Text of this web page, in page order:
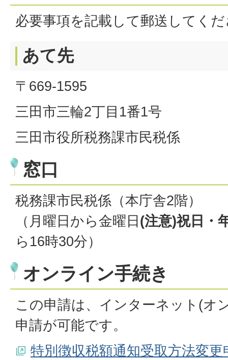
必要事項を記載して郵送してく
あて先
〒669-1595
三田市三輪2丁目1番1号
三田市役所税務課市民税係
窓口
税務課市民税係（本庁舎2階）
（月曜日から金曜日(注意)祝日・
ら16時30分）
オンライン手続き
この申請は、インターネット(オ
申請が可能です。
特別徴収税額通知受取方法変